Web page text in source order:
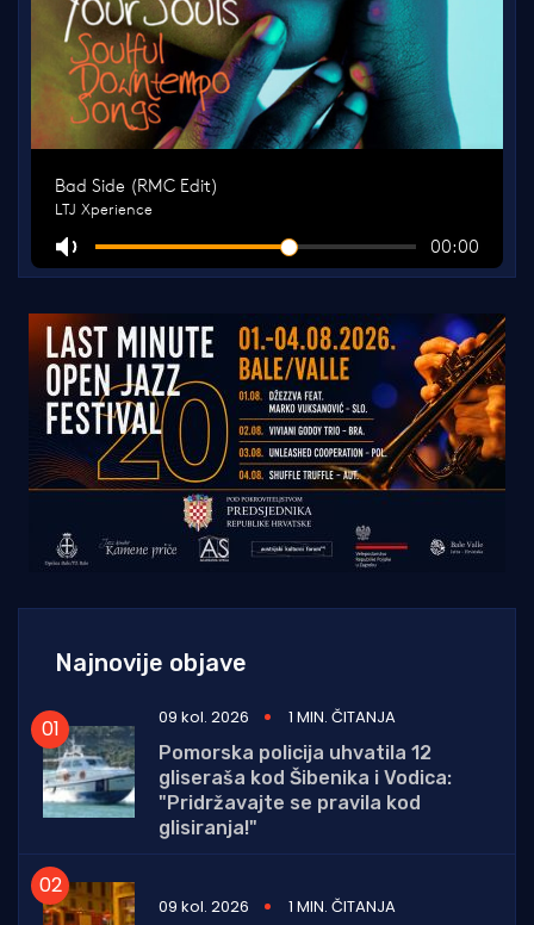
Najnovije objave
09 kol. 2026
1 MIN. ČITANJA
Pomorska policija uhvatila 12
gliseraša kod Šibenika i Vodica:
"Pridržavajte se pravila kod
glisiranja!"
09 kol. 2026
1 MIN. ČITANJA